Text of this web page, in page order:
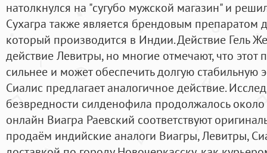
натолкнулся на "сугубо мужской магазин" и
Сухагра также является брендовым
который производится в Индии. Действие Гель
действие Левитры, но многие отмечают, что этот
сильнее и может обеспечить долгую стабильную
Сиалис предлагает аналогичное действие.
безвредности силденофила продолжалось
онлайн Виагра Раевский соответствуют
продаём индийские аналоги Виагры, Левитры,